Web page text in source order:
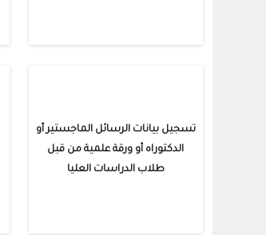
تسجيل بيانات الرسائل الماجستير أو
الدكتوراه أو ورقة علمية من قبل
طلاب الدراسات العليا